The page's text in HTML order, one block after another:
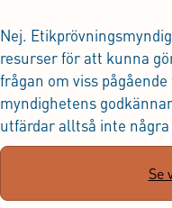
Nej.
resurser för att kunna
frågan om viss
myndighetens
utfärdar alltså inte några
Se